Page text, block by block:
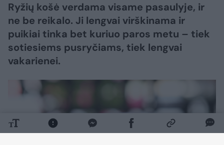
Ryžių košė verdama visame pasaulyje, ir
ne be reikalo. Ji lengvai virškinama ir
puikiai tinka bet kuriuo paros metu – tiek
sotiesiems pusryčiams, tiek lengvai
vakarienei.